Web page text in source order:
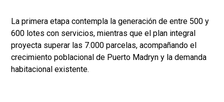
La primera etapa contempla la generación de entre 500 y
600 lotes con servicios, mientras que el plan integral
proyecta superar las 7.000 parcelas, acompañando el
crecimiento poblacional de Puerto Madryn y la demanda
habitacional existente.